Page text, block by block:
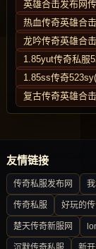
英雄合击发布网
热血传奇英雄合
龙吟传奇英雄合
1.85yut传奇私服
1.85ss传奇
复古传奇英雄合
友情链接
传奇私服发布网
传奇私服 好玩的
楚天传奇新服网